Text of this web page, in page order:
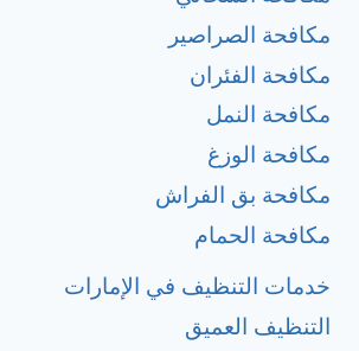
مكافحة الصراصير
مكافحة الفئران
مكافحة النمل
مكافحة الوزغ
مكافحة بق الفراش
مكافحة الحمام
خدمات التنظيف في الإمارات
التنظيف العميق